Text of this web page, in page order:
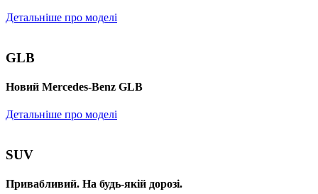
Детальніше про моделі
GLB
Новий Mercedes-Benz GLB
Детальніше про моделі
SUV
Привабливий. На будь-якій дорозі.